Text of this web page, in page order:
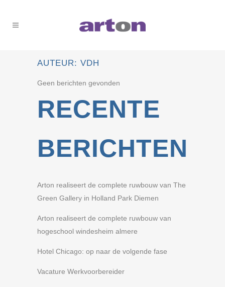
AUTEUR: VDH
Geen berichten gevonden
RECENTE
BERICHTEN
Arton realiseert de complete ruwbouw van The
Green Gallery in Holland Park Diemen
Arton realiseert de complete ruwbouw van
hogeschool windesheim almere
Hotel Chicago: op naar de volgende fase
Vacature Werkvoorbereider